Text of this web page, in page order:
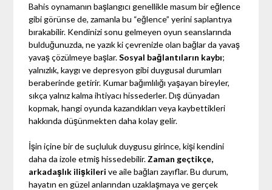
Bahis oynamanın başlangıcı genellikle masum bir eğlence
gibi görünse de, zamanla bu “eğlence” yerini saplantıya
bırakabilir. Kendinizi sonu gelmeyen oyun seanslarında
bulduğunuzda, ne yazık ki çevrenizle olan bağlar da yavaş
yavaş çözülmeye başlar.Sosyal bağlantıların kaybı;
yalnızlık, kaygı ve depresyon gibi duygusal durumları
beraberinde getirir. Kumar bağımlılığı yaşayan bireyler,
sıkça yalnız kalma ihtiyacı hissederler. Dış dünyadan
kopmak, hangi oyunda kazandıkları veya kaybettikleri
hakkında düşünmekten daha kolay gelir.
İşin içine bir de suçluluk duygusu girince, kişi kendini
daha da izole etmiş hissedebilir. Zaman geçtikçe,
arkadaşlık ilişkileri ve aile bağları zayıflar. Bu durum,
hayatın en güzel anlarından uzaklaşmaya ve gerçek